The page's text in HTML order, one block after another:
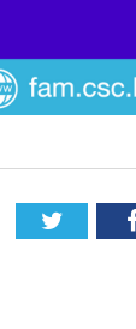
Twitter